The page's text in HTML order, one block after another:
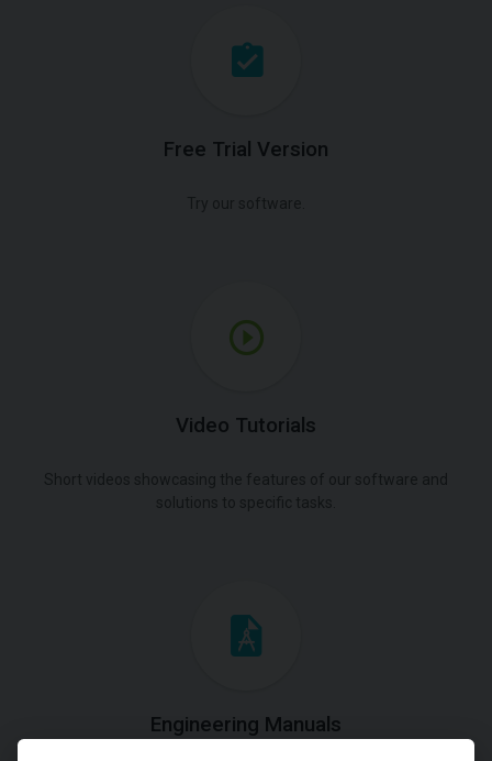
Free Trial Version
Video Tutorials
Engineering Manuals